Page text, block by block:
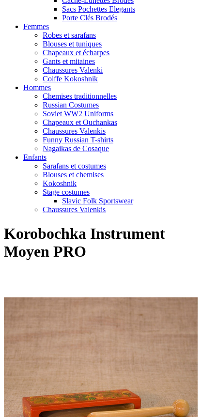
Sacs Pochettes Elegants
Porte Clés Brodés
Femmes
Robes et sarafans
Blouses et tuniques
Chapeaux et écharpes
Gants et mitaines
Chaussures Valenki
Coiffe Kokoshnik
Hommes
Chemises traditionnelles
Russian Costumes
Soviet WW2 Uniforms
Chapeaux et Ouchankas
Chaussures Valenkis
Funny Russian T-shirts
Nagaikas de Cosaque
Enfants
Sarafans et costumes
Blouses et chemises
Kokoshnik
Stage costumes
Slavic Folk Sportswear
Chaussures Valenkis
Korobochka Instrument
Moyen PRO